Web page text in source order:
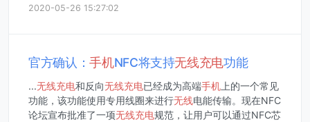
2020-05-26 15:27:02
官方确认：手机NFC将支持无线充电功能
...无线充电和反向无线充电已经成为高端手机 上的一个常见
功能，该功能使用专用线圈来进行无线电能传输。现在NFC
论坛宣布批准了一项无线充电规范，让用户可以通过NFC芯